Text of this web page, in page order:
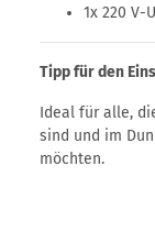
1x 220 V-
Tipp für den
Ideal für alle,
sind und im
möchten.